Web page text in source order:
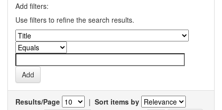
Add filters:
Use filters to refine the search results.
Results/Page | Sort items by